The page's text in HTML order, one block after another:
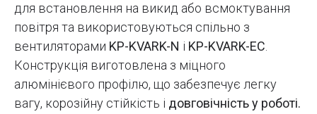
для встановлення на викид або всмоктування
повітря та використовуються спільно з
вентиляторами KP-KVARK-N і KP-KVARK-EC
Конструкція виготовлена з міцного
алюмінієвого профілю, що забезпечує легку
вагу, корозійну стійкість і довговічність у роботі.